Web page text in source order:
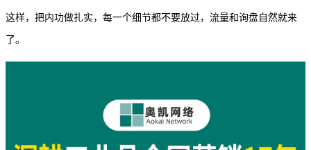
这样，把内功做扎实，每一个细节都不要放过，流量和询盘自然就来
了。